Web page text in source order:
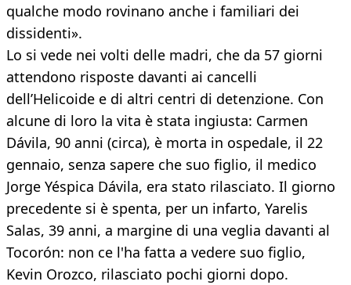
qualche modo rovinano anche i familiari dei
dissidenti».
Lo si vede nei volti delle madri, che da 57 giorni
attendono risposte davanti ai cancelli
dell’Helicoide e di altri centri di detenzione. Con
alcune di loro la vita è stata ingiusta: Carmen
Dávila, 90 anni (circa), è morta in ospedale, il 22
gennaio, senza sapere che suo figlio, il medico
Jorge Yéspica Dávila, era stato rilasciato. Il giorno
precedente si è spenta, per un infarto, Yarelis
Salas, 39 anni, a margine di una veglia davanti al
Tocorón: non ce l'ha fatta a vedere suo figlio,
Kevin Orozco, rilasciato pochi giorni dopo.